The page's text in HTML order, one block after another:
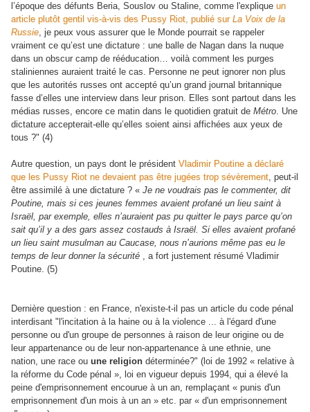
l’époque des défunts Beria, Souslov ou Staline, comme l'explique un
article plutôt gentil vis-à-vis des Pussy Riot, publié sur La Voix de la
Russie, je peux vous assurer que le Monde pourrait se rappeler
vraiment ce qu’est une dictature : une balle de Nagan dans la nuque
dans un obscur camp de rééducation… voilà comment les purges
staliniennes auraient traité le cas. Personne ne peut ignorer non plus
que les autorités russes ont accepté qu’un grand journal britannique
fasse d’elles une interview dans leur prison. Elles sont partout dans les
médias russes, encore ce matin dans le quotidien gratuit de Métro. Une
dictature accepterait-elle qu’elles soient ainsi affichées aux yeux de
tous ?" (4)
Autre question, un pays dont le président Vladimir Poutine a déclaré
que les Pussy Riot ne devaient pas être jugées trop sévèrement, peut-il
être assimilé à une dictature ? « Je ne voudrais pas le commenter, dit
Poutine, mais si ces jeunes femmes avaient profané un lieu saint à
Israël, par exemple, elles n’auraient pas pu quitter le pays parce qu’on
sait qu’il y a des gars assez costauds à Israël. Si elles avaient profané
un lieu saint musulman au Caucase, nous n’aurions même pas eu le
temps de leur donner la sécurité , a fort justement résumé Vladimir
Poutine. (5)
Dernière question : en France, n'existe-t-il pas un article du code pénal
interdisant "l'incitation à la haine ou à la violence ... à l'égard d'une
personne ou d'un groupe de personnes à raison de leur origine ou de
leur appartenance ou de leur non-appartenance à une ethnie, une
nation, une race ou une religion déterminée?" (loi de 1992 « relative à
la réforme du Code pénal », loi en vigueur depuis 1994, qui a élevé la
peine d'emprisonnement encourue à un an, remplaçant « punis d'un
emprisonnement d'un mois à un an » etc. par « d'un emprisonnement